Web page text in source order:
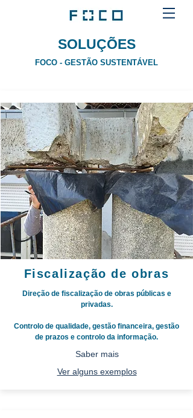
SOLUÇÕES
FOCO - GESTÃO SUSTENTÁVEL
Fiscalização de obras
Direção de fiscalização de obras públicas e
privadas.
Controlo de qualidade, gestão financeira, gestão
de prazos e controlo da informação.
Saber mais
Ver alguns exemplos